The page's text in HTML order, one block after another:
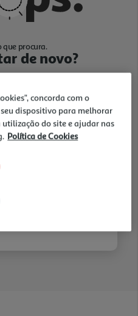
que procura.
de novo?
concorda com o
dispositivo para melhorar
do site e ajudar nas
Política de Cookies